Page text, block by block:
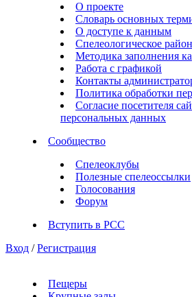
О проекте
Словарь основных
О доступе к данным
Спелеологическое
Методика заполнения
Работа с графикой
Контакты
Политика обработки
Согласие посетителя
персональных данных
Сообщество
Спелеоклубы
Полезные спелеоссылки
Голосования
Форум
Вступить в РСС
Вход / Регистрация
Пещеры